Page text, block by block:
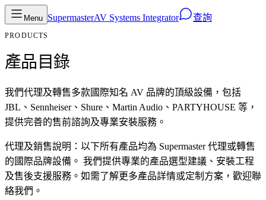
Menu SupermasterAV Systems Integrator 查詢
PRODUCTS
產品目錄
我們代理及轉售多款國際知名 AV 品牌的頂級設備，包括
JBL、Sennheiser、Shure、Martin Audio、PARTYHOUSE 等，
提供完善的售前諮詢及專業安裝服務。
代理及銷售說明： 以下所有產品均為 Supermaster 代理或轉售
的國際品牌設備。 我們提供專業的產品選型建議、安裝工程
及售後支援服務。如需了解更多產品詳情或定制方案，歡迎聯
絡我們。